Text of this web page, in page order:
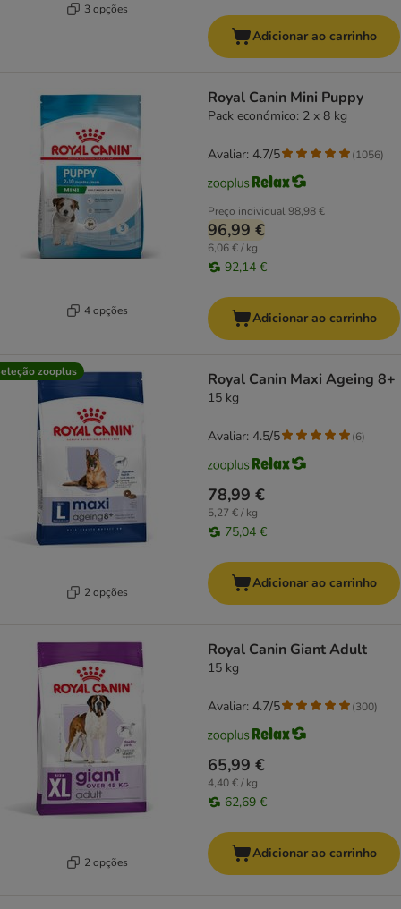
3 opções
Adicionar ao carrinho
4 opções
Royal Canin Mini Puppy
Pack económico: 2 x 8 kg
Preço individual98,98 €
96,99 €
6,06 € / kg
92,14 €
Avaliar: 4.7/5 (1056)
Adicionar ao carrinho
zooplus
2 opções
Royal Canin Maxi Ageing 8+
15 kg
78,99 €
5,27 € / kg
75,04 €
Avaliar: 4.5/5 (6)
Adicionar ao carrinho
2 opções
Royal Canin Giant Adult
15 kg
65,99 €
4,40 € / kg
62,69 €
Avaliar: 4.7/5 (300)
Adicionar ao carrinho